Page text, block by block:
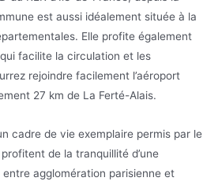
est aussi idéalement située à la
Elle profite également
facilite la circulation et les
rejoindre facilement l’aéroport
27 km de La Ferté-Alais.
cadre de vie exemplaire permis par le
de la tranquillité d’une
agglomération parisienne et